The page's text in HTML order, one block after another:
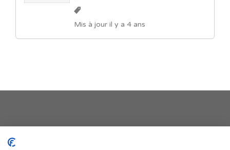
Mis à jour il y a 4 ans